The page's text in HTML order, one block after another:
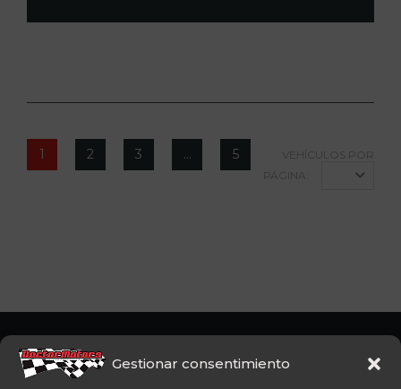
Gestionar consentimiento
1 2 3 … 5
VEHÍCULOS POR
PÁGINA:
CFMoto Y Mitt. Estamos en